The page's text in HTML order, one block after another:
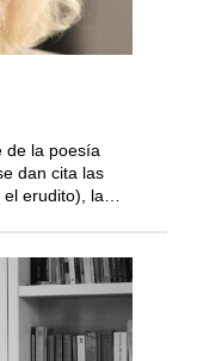
de la poesía
dan cita las
erudito), la…